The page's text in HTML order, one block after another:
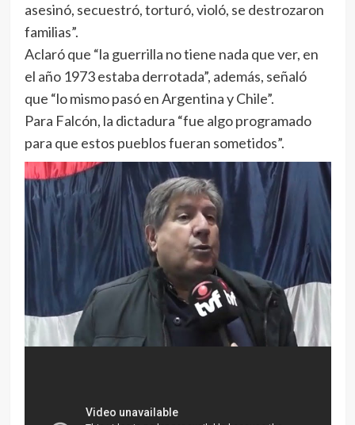
asesinó, secuestró, torturó, violó, se destrozaron
familias”.
Aclaró que “la guerrilla no tiene nada que ver, en
el año 1973 estaba derrotada”, además, señaló
que “lo mismo pasó en Argentina y Chile”.
Para Falcón, la dictadura “fue algo programado
para que estos pueblos fueran sometidos”.